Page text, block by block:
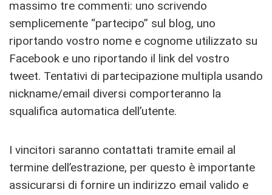
massimo tre commenti: uno scrivendo
semplicemente “partecipo” sul blog, uno
riportando vostro nome e cognome utilizzato su
Facebook e uno riportando il link del vostro
tweet. Tentativi di partecipazione multipla usando
nickname/email diversi comporteranno la
squalifica automatica dell’utente.
I vincitori saranno contattati tramite email al
termine dell’estrazione, per questo è importante
assicurarsi di fornire un indirizzo email valido e